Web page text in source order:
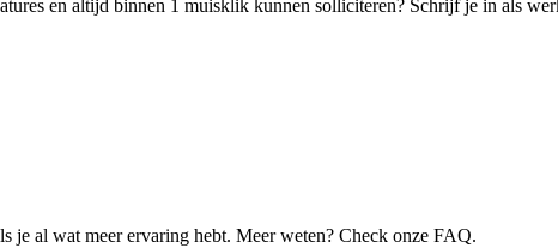
en altijd binnen 1 muisklik kunnen solliciteren? Schrijf je in als
je al wat meer ervaring hebt. Meer weten? Check onze FAQ.